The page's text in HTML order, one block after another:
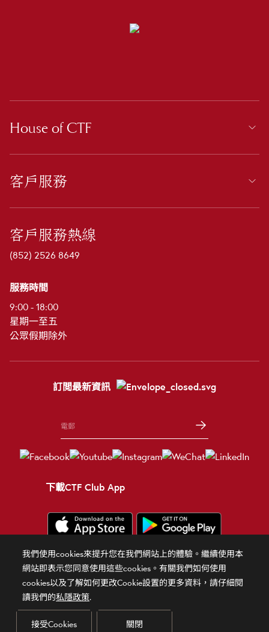
House of CTF
客戶服務
客戶服務熱線
(852) 2526 8649
服務時間
9:00 - 18:00
星期一至五
公眾假期除外
訂閲最新資訊
下載CTF Club App
條款細則 使用條款 隱私政策 官方聲明 相關網站
© 2026 周大福珠寶金行有限公司 版權所有 不得轉載
貴金屬及寶石B類註冊交易商（註冊號碼：B-B-24-01-00028）
我們使用cookies來提升您在我們網站上的體驗。繼續使用本
網站即表示您同意使用這些cookies。有關我們如何使用
cookies以及了解如何更改Cookie設置的更多資料，請仔細閱
讀我們的私隱政策.
接受Cookies 關閉